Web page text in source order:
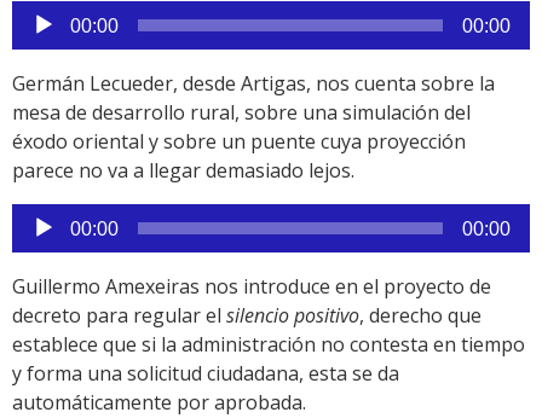
Reproductor
de
audio
00:00 00:00
Germán Lecueder, desde Artigas, nos cuenta sobre la
mesa de desarrollo rural, sobre una simulación del
éxodo oriental y sobre un puente cuya proyección
parece no va a llegar demasiado lejos.
Reproductor
de
audio
00:00 00:00
Guillermo Amexeiras nos introduce en el proyecto de
decreto para regular el silencio positivo, derecho que
establece que si la administración no contesta en tiempo
y forma una solicitud ciudadana, esta se da
automáticamente por aprobada.